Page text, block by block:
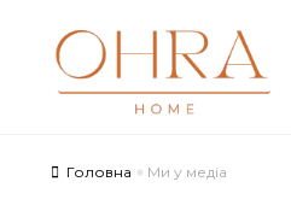
Skip
to
navigation
Skip
to
content
Головна Ми у медіа